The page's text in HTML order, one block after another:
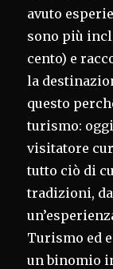
avuto
sono più
cento) e
la
questo
turismo:
visitatore
tutto ciò di
tradizioni,
Turismo ed
un binomio